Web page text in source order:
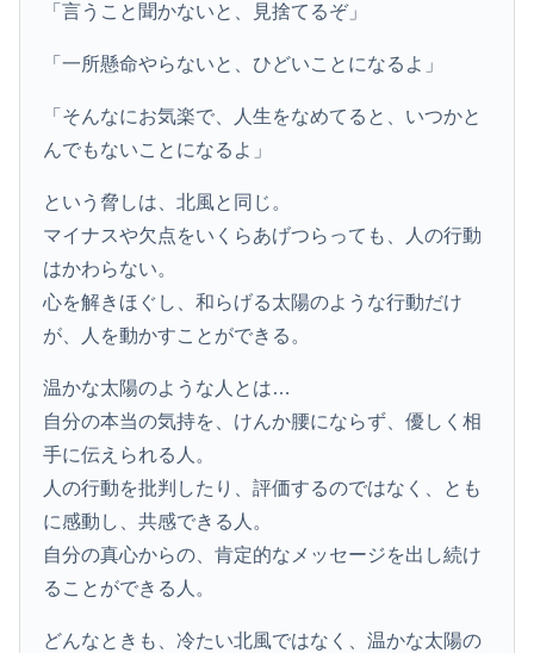
「言うこと聞かないと、見捨てるぞ」
「一所懸命やらないと、ひどいことになるよ」
「そんなにお気楽で、人生をなめてると、いつかと
んでもないことになるよ」
という脅しは、北風と同じ。
マイナスや欠点をいくらあげつらっても、人の行動
はかわらない。
心を解きほぐし、和らげる太陽のような行動だけ
が、人を動かすことができる。
温かな太陽のような人とは…
自分の本当の気持を、けんか腰にならず、優しく相
手に伝えられる人。
人の行動を批判したり、評価するのではなく、とも
に感動し、共感できる人。
自分の真心からの、肯定的なメッセージを出し続け
ることができる人。
どんなときも、冷たい北風ではなく、温かな太陽の